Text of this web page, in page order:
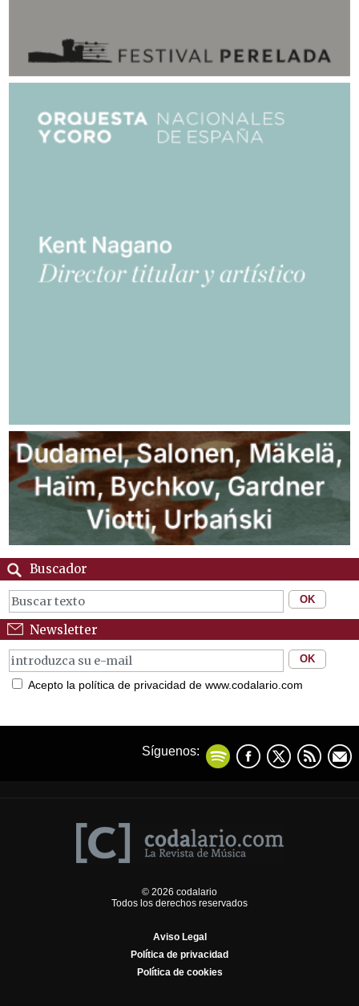
Buscador
Newsletter
Acepto la política de privacidad de www.codalario.com
Síguenos:
© 2026 codalario
Todos los derechos reservados
Aviso Legal
Política de privacidad
Política de cookies